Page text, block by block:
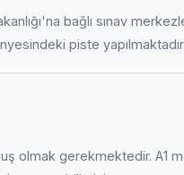
bağlı sınav
piste yapılmaktadır.
olmak gerekmektedir. A1